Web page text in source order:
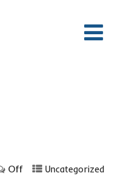
Off Uncategorized